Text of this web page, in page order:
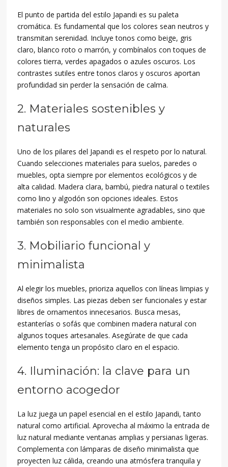
El punto de partida del estilo Japandi es su paleta
cromática. Es fundamental que los colores sean neutros y
transmitan serenidad. Incluye tonos como beige, gris
claro, blanco roto o marrón, y combínalos con toques de
colores tierra, verdes apagados o azules oscuros. Los
contrastes sutiles entre tonos claros y oscuros aportan
profundidad sin perder la sensación de calma.
2. Materiales sostenibles y
naturales
Uno de los pilares del Japandi es el respeto por lo natural.
Cuando selecciones materiales para suelos, paredes o
muebles, opta siempre por elementos ecológicos y de
alta calidad. Madera clara, bambú, piedra natural o textiles
como lino y algodón son opciones ideales. Estos
materiales no solo son visualmente agradables, sino que
también son responsables con el medio ambiente.
3. Mobiliario funcional y
minimalista
Al elegir los muebles, prioriza aquellos con líneas limpias y
diseños simples. Las piezas deben ser funcionales y estar
libres de ornamentos innecesarios. Busca mesas,
estanterías o sofás que combinen madera natural con
algunos toques artesanales. Asegúrate de que cada
elemento tenga un propósito claro en el espacio.
4. Iluminación: la clave para un
entorno acogedor
La luz juega un papel esencial en el estilo Japandi, tanto
natural como artificial. Aprovecha al máximo la entrada de
luz natural mediante ventanas amplias y persianas ligeras.
Complementa con lámparas de diseño minimalista que
proyecten luz cálida, creando una atmósfera tranquila y